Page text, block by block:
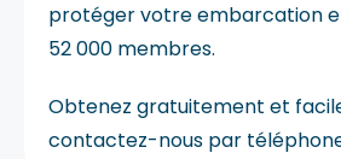
protéger votre embarcation
52 000 membres.
Obtenez gratuitement et
contactez-nous par